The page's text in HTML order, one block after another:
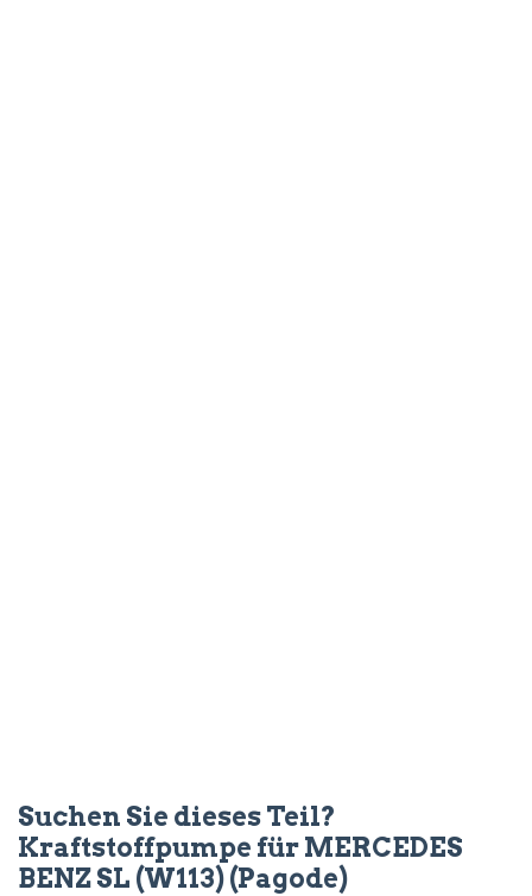
Suchen Sie dieses Teil?
Kraftstoffpumpe für MERCEDES
BENZ SL (W113) (Pagode)